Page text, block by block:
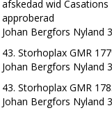
afskedad wid
approberad
Johan Bergfors Nyland
43. Storhoplax GMR
Johan Bergfors Nyland
43. Storhoplax GMR
Johan Bergfors Nyland